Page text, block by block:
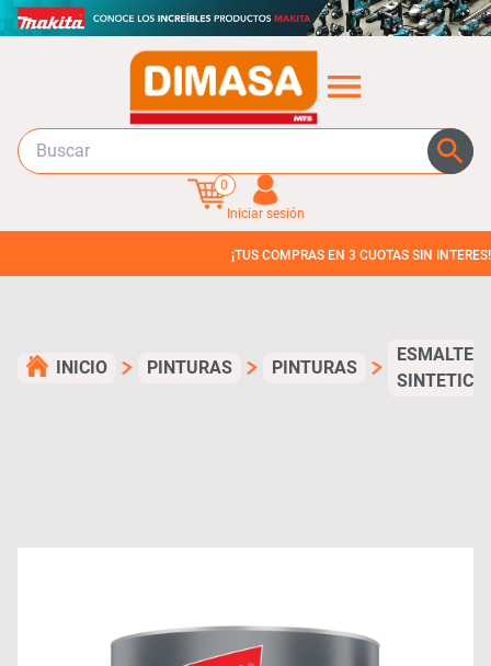
0
Iniciar sesión
¡TUS COMPRAS EN 3 CUOTAS SIN INTERES!
INICIO PINTURAS PINTURAS
ESMALTE
SINTETICO